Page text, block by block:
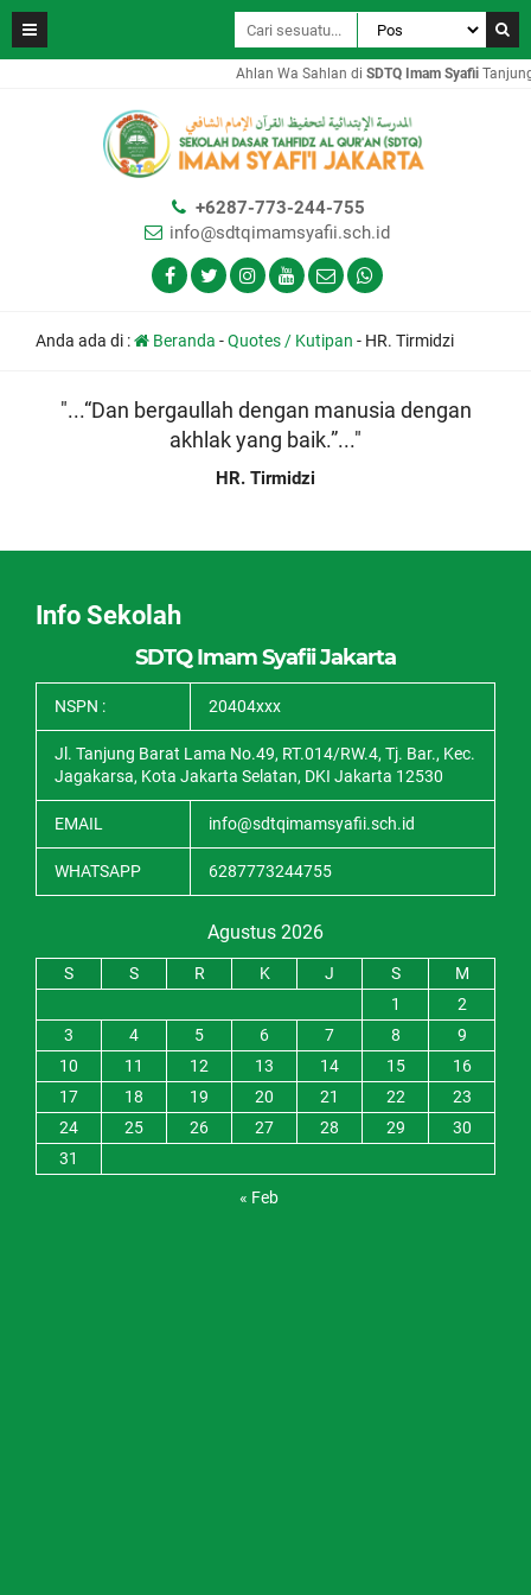
Ahlan Wa Sahlan di SDTQ Imam SyafiiTanjung
+6287-773-244-755
info@sdtqimamsyafii.sch.id
Anda ada di : Beranda -Quotes / Kutipan - HR. Tirmidzi
"...“Dan bergaullah dengan manusia dengan
akhlak yang baik.”..."
HR. Tirmidzi
Info Sekolah
SDTQ Imam Syafii Jakarta
NSPN : 20404xxx
Jl. Tanjung Barat Lama No.49, RT.014/RW.4, Tj. Bar., Kec.
Jagakarsa, Kota Jakarta Selatan, DKI Jakarta 12530
EMAIL info@sdtqimamsyafii.sch.id
WHATSAPP 6287773244755
Agustus 2026
S S R K J S
M
1
2
3
4 5 6 7 8
9
10
11 12 13 14 15
16
17
18 19 20 21 22
23
24
25 26 27 28 29
30
31
« Feb